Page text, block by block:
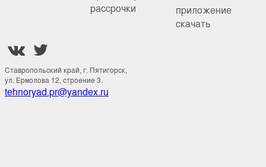
рассрочки
приложение
скачать
 
Ставропольский край, г. Пятигорск,
ул. Ермолова 12, строение 3.
tehnoryad.pr@yandex.ru